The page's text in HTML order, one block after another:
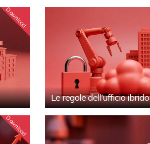
Download
Le regole dell’ufficio ibrido
Download